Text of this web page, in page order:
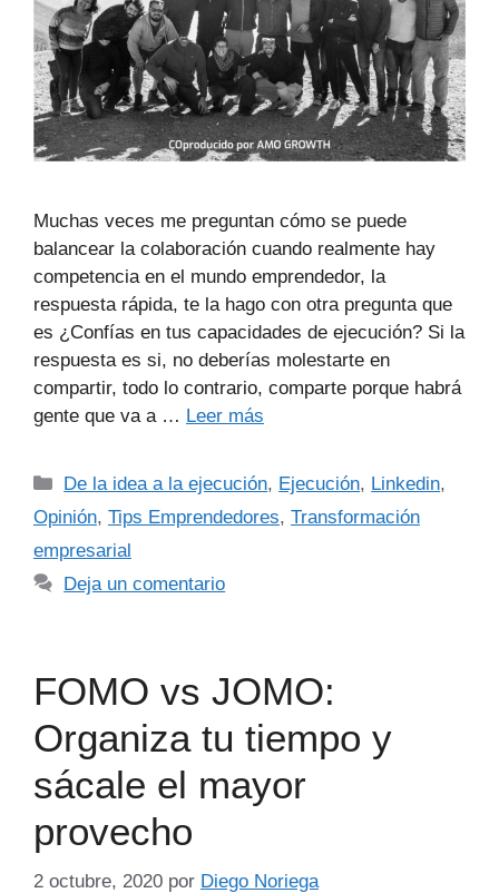
Muchas veces me preguntan cómo se puede
balancear la colaboración cuando realmente hay
competencia en el mundo emprendedor, la
respuesta rápida, te la hago con otra pregunta que
es ¿Confías en tus capacidades de ejecución? Si la
respuesta es si, no deberías molestarte en
compartir, todo lo contrario, comparte porque habrá
gente que va a … Leer más
De la idea a la ejecución, Ejecución, Linkedin,
Opinión, Tips Emprendedores, Transformación
empresarial
Deja un comentario
FOMO vs JOMO:
Organiza tu tiempo y
sácale el mayor
provecho
2 octubre, 2020 por Diego Noriega